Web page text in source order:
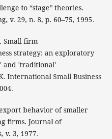
to “stage” theories.
v. 29, n. 8, p. 60–75, 1995.
Small firm
strategy: an exploratory
and 'traditional'
International Small Business
export behavior of smaller
firms. Journal of
v. 3, 1977.